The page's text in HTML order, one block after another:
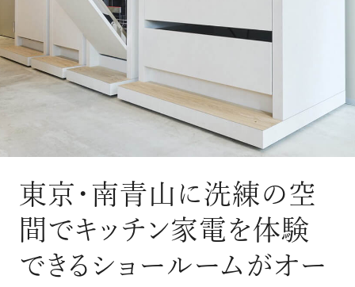
登録は無料です。
一緒に『AdvancedTime』を楽しみましょう！
会員登録をする
東京･南青山に洗練の空
間でキッチン家電を体験
できるショールームがオー